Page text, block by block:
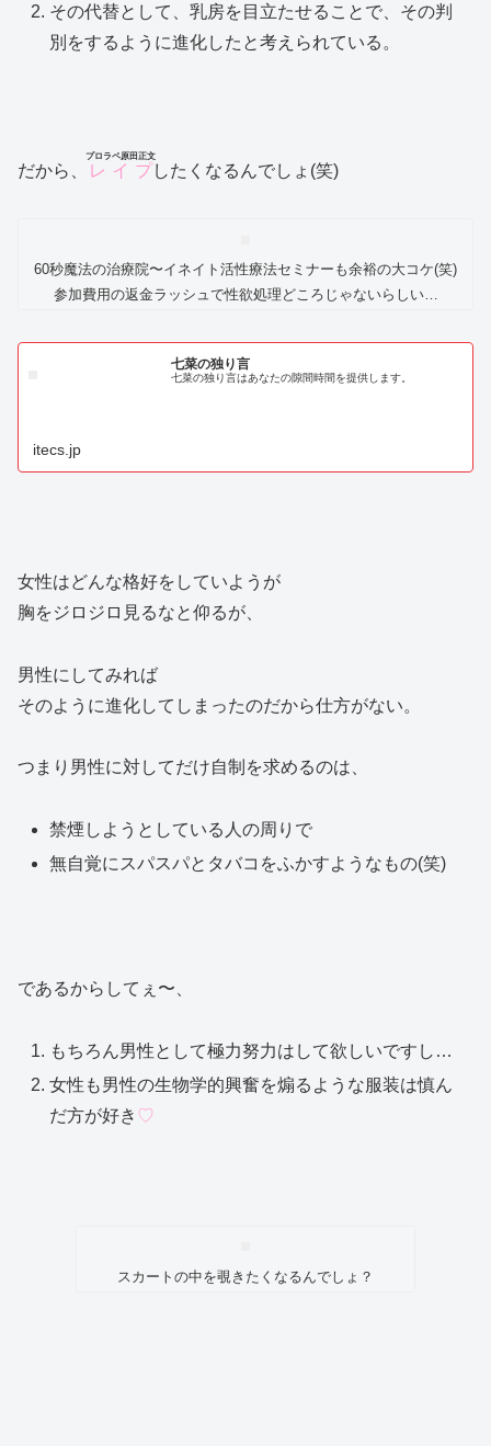
その代替として、乳房を目立たせることで、その判
別をするように進化したと考えられている。
だから、 レイプ
プロラペ原田正文
したくなるんでしょ(笑)
60秒魔法の治療院〜イネイト活性療法セミナーも余裕の大コケ(笑)
参加費用の返金ラッシュで性欲処理どころじゃないらしい…
七菜の独り言
七菜の独り言はあなたの隙間時間を提供します。
itecs.jp
女性はどんな格好をしていようが
胸をジロジロ見るなと仰るが、
男性にしてみれば
そのように進化してしまったのだから仕方がない。
つまり男性に対してだけ自制を求めるのは、
禁煙しようとしている人の周りで
無自覚にスパスパとタバコをふかすようなもの(笑)
であるからしてぇ〜、
もちろん男性として極力努力はして欲しいですし…
女性も男性の生物学的興奮を煽るような服装は慎ん
だ方が好き ♡
スカートの中を覗きたくなるんでしょ？